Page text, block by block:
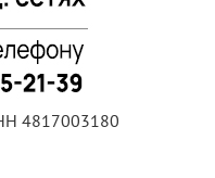
4817003180